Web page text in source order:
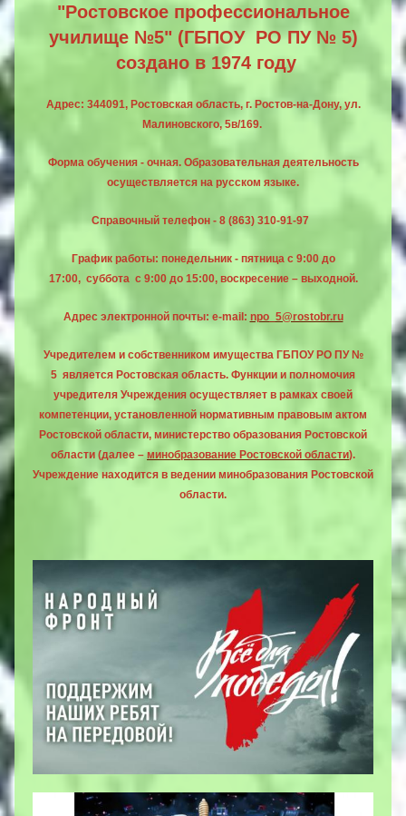
"Ростовское профессиональное
училище №5" (ГБПОУ РО ПУ № 5)
создано в 1974 году
Адрес: 344091, Ростовская область, г. Ростов-на-Дону, ул.
Малиновского, 5в/169.
Форма обучения - очная. Образовательная деятельность
осуществляется на русском языке.
Справочный телефон - 8 (863) 310-91-97
График работы: понедельник - пятница с 9:00 до
17:00, суббота с 9:00 до 15:00,воскресение – выходной.
Адрес электронной почты: e-mail: npo_5@rostobr.ru
Учредителем и собственником имущества ГБПОУ РО ПУ №
5 является Ростовская область. Функции и полномочия
учредителя Учреждения осуществляет в рамках своей
компетенции, установленной нормативным правовым актом
Ростовской области, министерство образования Ростовской
области (далее – минобразование Ростовской области).
Учреждение находится в ведении минобразования Ростовской
области.